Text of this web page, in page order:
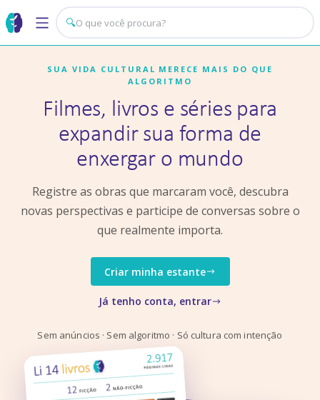
🔍
SUA VIDA CULTURAL MERECE MAIS DO QUE
ALGORITMO
Filmes, livros e séries para
expandir sua forma de
enxergar o mundo
Registre as obras que marcaram você, descubra
novas perspectivas e participe de conversas sobre o
que realmente importa.
Criar minha estante
Já tenho conta, entrar
Sem anúncios · Sem algoritmo · Só cultura com intenção